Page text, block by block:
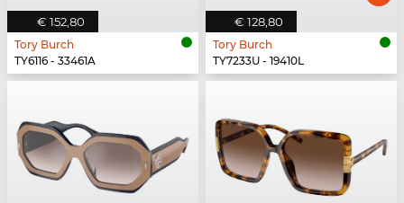
€ 152,80
Tory Burch
TY6116 - 33461A
€ 128,80
Tory Burch
TY7233U - 19410L